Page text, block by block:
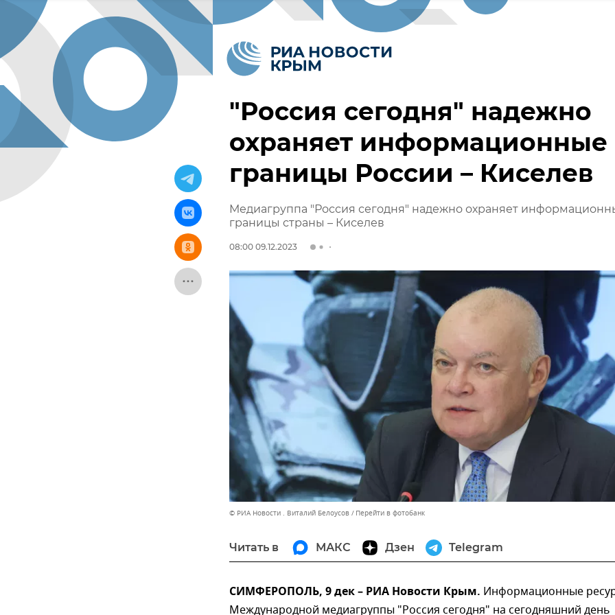
"Россия сегодня" надежно
охраняет информационные
границы России – Киселев
Медиагруппа "Россия сегодня" надежно охраняет
границы страны – Киселев
08:00 09.12.2023
© РИА Новости . Виталий Белоусов Перейти в фотобанк
Читать в МАКС Дзен Telegram
СИМФЕРОПОЛЬ, 9 дек – РИА Новости Крым. Информационные
Международной медиагруппы "Россия сегодня" на сегодняшний день